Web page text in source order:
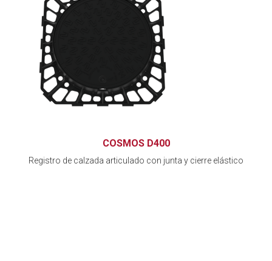
COSMOS D400
Registro de calzada articulado con junta y cierre elástico